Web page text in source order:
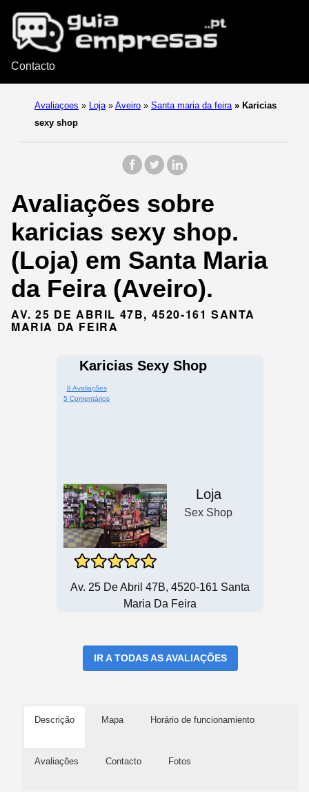
Contacto
Avaliaçoes » Loja » Aveiro » Santa maria da feira » Karicias
sexy shop
Avaliações sobre
karicias sexy shop.
(Loja) em Santa Maria
da Feira (Aveiro).
AV. 25 DE ABRIL 47B, 4520-161 SANTA
MARIA DA FEIRA
Karicias Sexy Shop
8 Avaliações
5 Comentários
Loja
Sex Shop
Av. 25 De Abril 47B, 4520-161 Santa
Maria Da Feira
IR A TODAS AS AVALIAÇÕES
Descrição Mapa Horário de funcionamiento
Avaliações Contacto Fotos